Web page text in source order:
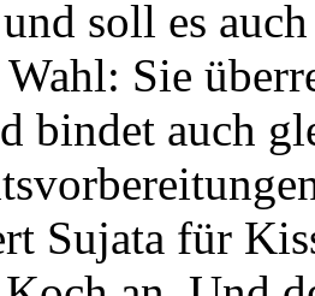
soll es
Sie
bindet auch
Sujata für